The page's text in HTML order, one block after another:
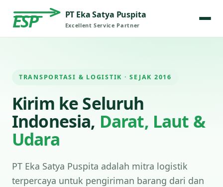
ESP PT Eka Satya Puspita
Excellent Service Partner
TRANSPORTASI & LOGISTIK · SEJAK 2016
Kirim ke Seluruh
Indonesia, Darat, Laut &
Udara
PT Eka Satya Puspita adalah mitra logistik
terpercaya untuk pengiriman barang dari dan